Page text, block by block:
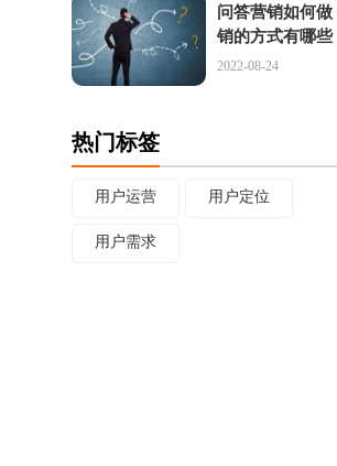
问答营销如何
销的方式有哪些
2022-08-24
热门标签
用户运营 用户定位
用户需求